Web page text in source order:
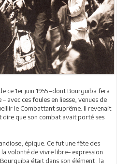
ce 1er juin 1955 –dont Bourguiba fera
avec ces foules en liesse, venues de
le Combattant suprême. Il revenait
que son combat avait porté ses
épique. Ce fut une fête des
la volonté de vivre libre– expression
était dans son élément : la